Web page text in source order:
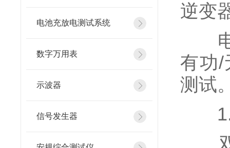
电池充放电测试系统
数字万用表
示波器
信号发生器
逆变
电
有功/
测试
1.
双